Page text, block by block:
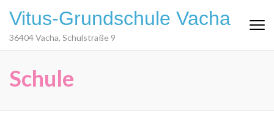
Vitus-Grundschule Vacha
36404 Vacha, Schulstraße 9
Schule